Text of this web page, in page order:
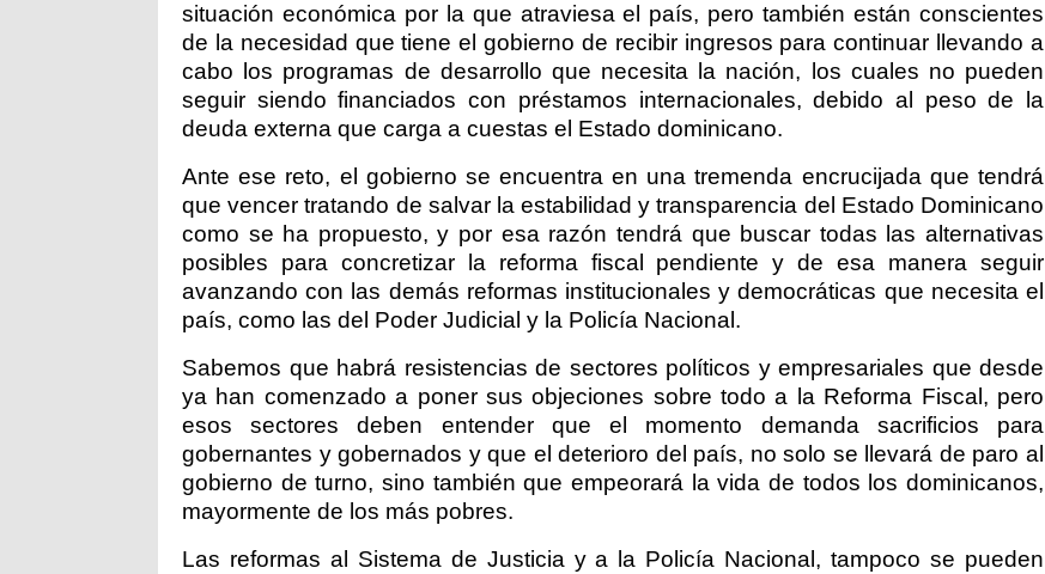
situación económica por la que atraviesa el país, pero también están conscientes
de la necesidad que tiene el gobierno de recibir ingresos para continuar llevando a
cabo los programas de desarrollo que necesita la nación, los cuales no pueden
seguir siendo financiados con préstamos internacionales, debido al peso de la
deuda externa que carga a cuestas el Estado dominicano.
Ante ese reto, el gobierno se encuentra en una tremenda encrucijada que tendrá
que vencer tratando de salvar la estabilidad y transparencia del Estado Dominicano
como se ha propuesto, y por esa razón tendrá que buscar todas las alternativas
posibles para concretizar la reforma fiscal pendiente y de esa manera seguir
avanzando con las demás reformas institucionales y democráticas que necesita el
país, como las del Poder Judicial y la Policía Nacional.
Sabemos que habrá resistencias de sectores políticos y empresariales que desde
ya han comenzado a poner sus objeciones sobre todo a la Reforma Fiscal, pero
esos sectores deben entender que el momento demanda sacrificios para
gobernantes y gobernados y que el deterioro del país, no solo se llevará de paro al
gobierno de turno, sino también que empeorará la vida de todos los dominicanos,
mayormente de los más pobres.
Las reformas al Sistema de Justicia y a la Policía Nacional, tampoco se pueden